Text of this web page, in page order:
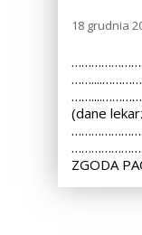
18 grudnia
(dane
ZGODA